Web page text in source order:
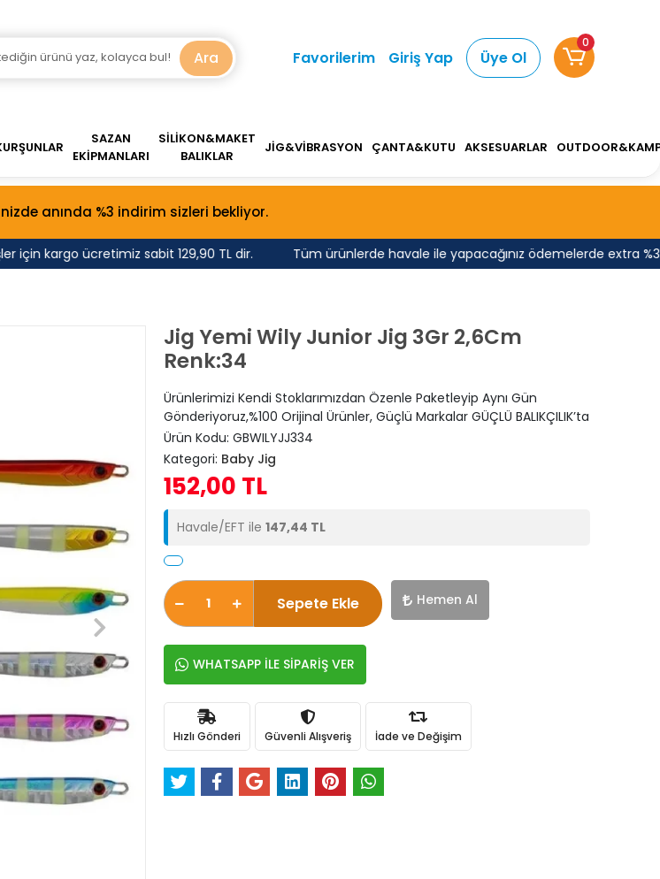
anında %3 indirim sizleri bekliyor.
için kargo ücretimiz sabit 129,90 TL dir. Tüm ürünlerde havale ile yapacağınız ödemelerde extra %3
Ara Favorilerim Giriş Yap Üye Ol
0
SAZAN
EKİPMANLARI
SİLİKON&MAKET
BALIKLAR
JİG&VİBRASYON ÇANTA&KUTU AKSESUARLAR
Jig Yemi Wily Junior Jig 3Gr 2,6Cm
Renk:34
Ürünlerimizi Kendi Stoklarımızdan Özenle Paketleyip Aynı Gün
Gönderiyoruz,%100 Orijinal Ürünler, Güçlü Markalar GÜÇLÜ BALIKÇILIK’ta
Ürün Kodu: GBWILYJJ334
Kategori: Baby Jig
152,00 TL
Havale/EFT ile 147,44 TL
Sepete Ekle Hemen Al
WHATSAPP İLE SİPARİŞ VER
Hızlı Gönderi Güvenli Alışveriş İade ve Değişim